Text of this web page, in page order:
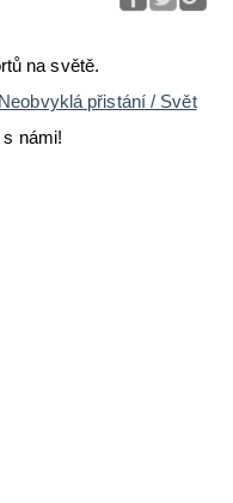
na světě.
Neobvyklá přistání / Svět
námi!